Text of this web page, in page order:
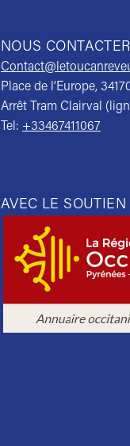
NOUS CONTACTER
Place de l’Europe,
Arrêt Tram Clairval
Tel: +33467411067
AVEC LE SOUTIEN